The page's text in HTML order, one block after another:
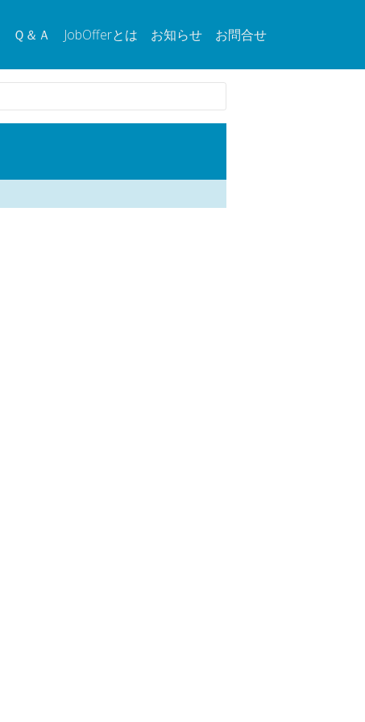
Ｑ＆Ａ JobOfferとは お知らせ お問合せ